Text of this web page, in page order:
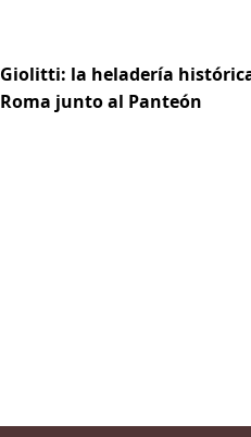
Giolitti: la heladería
Roma junto al Panteón